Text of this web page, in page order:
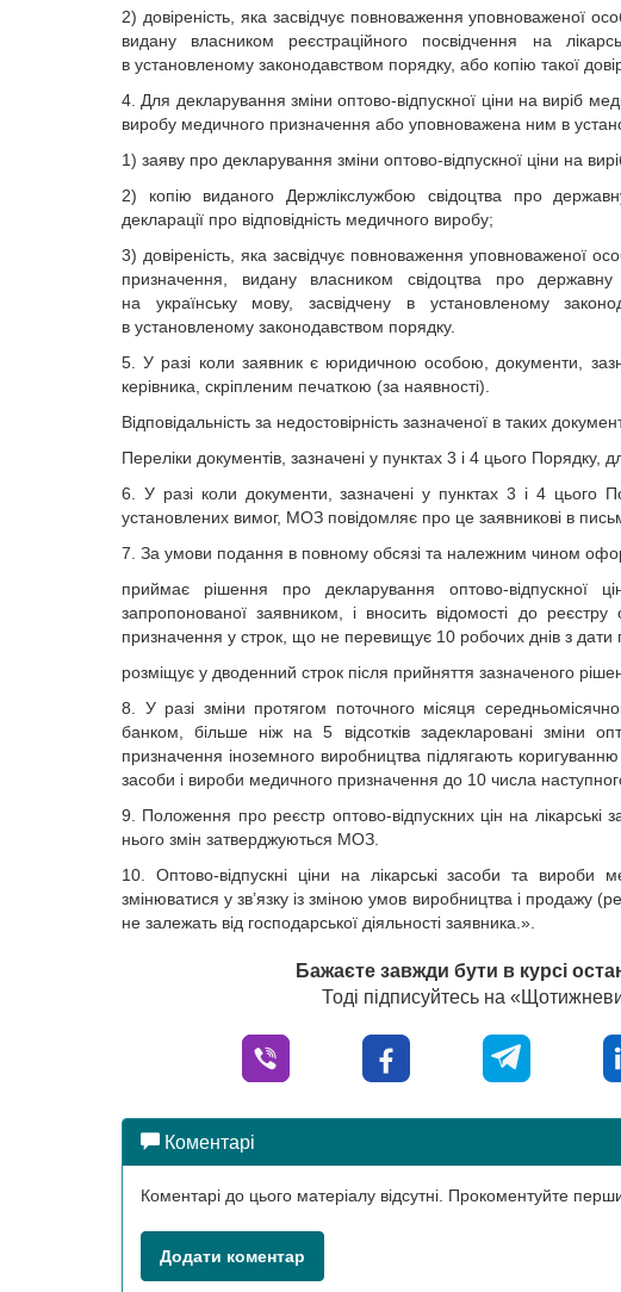
2) довіреність, яка засвідчує повноваження уповноваженої
видану власником реєстраційного посвідчення на
в установленому законодавством порядку, або копію такої
4. Для декларування зміни оптово-відпускної ціни на виріб
виробу медичного призначення або уповноважена ним в
1) заяву про декларування зміни оптово-відпускної ціни на
2) копію виданого Держлікслужбою свідоцтва про
декларації про відповідність медичного виробу;
3) довіреність, яка засвідчує повноваження уповноваженої
призначення, видану власником свідоцтва про
на українську мову, засвідчену в установленому
в установленому законодавством порядку.
5. У разі коли заявник є юридичною особою, документи,
керівника, скріпленим печаткою (за наявності).
Відповідальність за недостовірність зазначеної в таких
Переліки документів, зазначені у пунктах 3 і 4 цього
6. У разі коли документи, зазначені у пунктах 3 і 4
установлених вимог, МОЗ повідомляє про це заявникові в
7. За умови подання в повному обсязі та належним чином
приймає рішення про декларування оптово-відпускної
запропонованої заявником, і вносить відомості до
призначення у строк, що не перевищує 10 робочих днів з дати
розміщує у дводенний строк після прийняття зазначеного
8. У разі зміни протягом поточного місяця
банком, більше ніж на 5 відсотків задекларовані зміни
призначення іноземного виробництва підлягають
засоби і вироби медичного призначення до 10 числа
9. Положення про реєстр оптово-відпускних цін на
нього змін затверджуються МОЗ.
10. Оптово-відпускні ціни на лікарські засоби та
змінюватися у зв’язку із зміною умов виробництва і продажу
не залежать від господарської діяльності заявника.».
Бажаєте завжди бути в курсі
Тоді підписуйтесь на
Коментарі
Коментарі до цього матеріалу відсутні. Прокоментуйте
Додати коментар